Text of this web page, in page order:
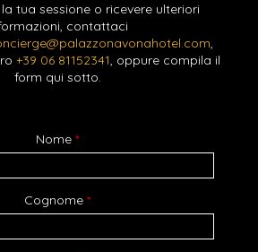
tua sessione o ricevere ulteriori
contattaci
,
+39 06 81152341, oppure compila il
form qui sotto.
Nome *
Cognome *